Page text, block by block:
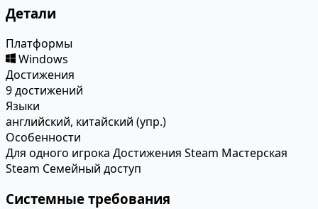
Детали
Платформы
Windows
Достижения
9 достижений
Языки
английский, китайский (упр.)
Особенности
Для одного игрока Достижения Steam Мастерская
Steam Семейный доступ
Системные требования